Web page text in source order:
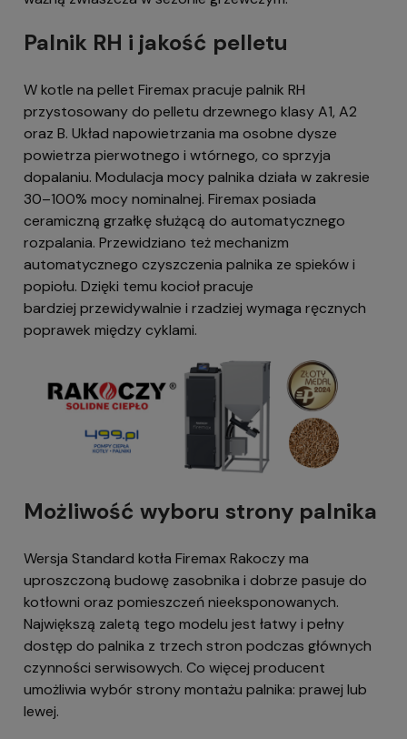
Palnik RH i jakość pelletu
W kotle na pellet Firemax pracuje palnik RH
przystosowany do pelletu drzewnego klasy A1, A2
oraz B. Układ napowietrzania ma osobne dysze
powietrza pierwotnego i wtórnego, co sprzyja
dopalaniu. Modulacja mocy palnika działa w zakresie
30–100% mocy nominalnej. Firemax posiada
ceramiczną grzałkę służącą do automatycznego
rozpalania. Przewidziano też mechanizm
automatycznego czyszczenia palnika ze spieków i
popiołu. Dzięki temu kocioł pracuje
bardziej przewidywalnie i rzadziej wymaga ręcznych
poprawek między cyklami.
Możliwość wyboru strony palnika
Wersja Standard kotła Firemax Rakoczy ma
uproszczoną budowę zasobnika i dobrze pasuje do
kotłowni oraz pomieszczeń nieeksponowanych.
Największą zaletą tego modelu jest łatwy i pełny
dostęp do palnika z trzech stron podczas głównych
czynności serwisowych. Co więcej producent
umożliwia wybór strony montażu palnika: prawej lub
lewej.